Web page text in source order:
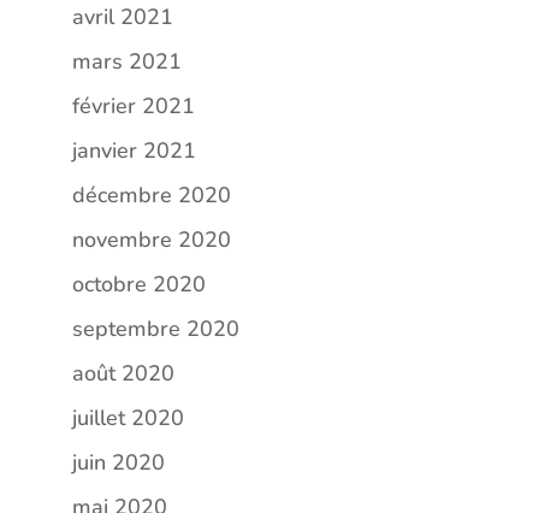
avril 2021
mars 2021
février 2021
janvier 2021
décembre 2020
novembre 2020
octobre 2020
septembre 2020
août 2020
juillet 2020
juin 2020
mai 2020